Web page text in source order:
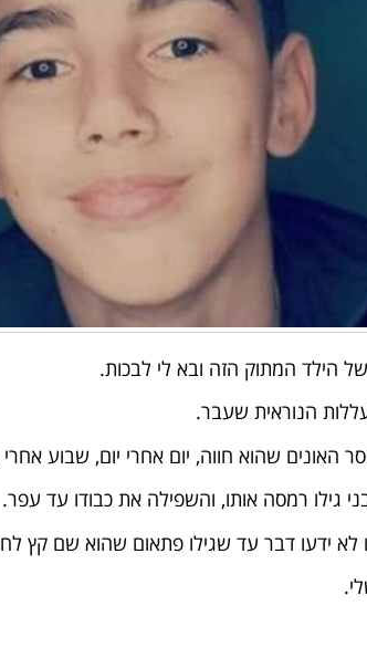
הילד המתוק הזה ובא לי לבכות.
הנוראית שעבר.
האונים שהוא חווה, יום אחרי יום, שבוע
גילו רמסה אותו, והשפילה את כבודו עד עפר.
ידעו דבר עד שגילו פתאום שהוא שם קץ